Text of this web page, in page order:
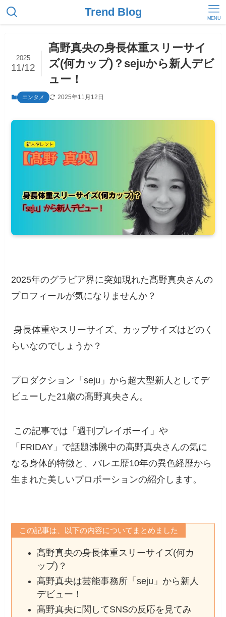
Trend Blog MENU
髙野真央の身長体重スリーサイ
ズ(何カップ)？sejuから新人デビ
ュー！
2025
11/12
エンタメ 2025年11月12日
2025年のグラビア界に突如現れた髙野真央さんの
プロフィールが気になりませんか？
身長体重やスリーサイズ、カップサイズはどのく
らいなのでしょうか？
プロダクション「seju」から超大型新人としてデ
ビューした21歳の髙野真央さん。
この記事では「週刊プレイボーイ」や
「FRIDAY」で話題沸騰中の髙野真央さんの気に
なる身体的特徴と、バレエ歴10年の異色経歴から
生まれた美しいプロポーションの紹介します。
この記事は、以下の内容についてまとめました
髙野真央の身長体重スリーサイズ(何カ
ップ)？
髙野真央は芸能事務所「seju」から新人
デビュー！
髙野真央に関してSNSの反応を見てみ